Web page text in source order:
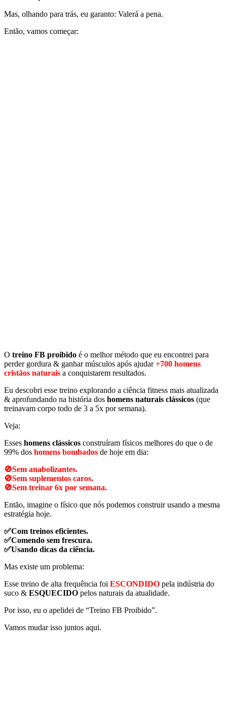
Mas, olhando para trás, eu garanto: Valerá a pena.
Então, vamos começar:
O treino FB proibido é o melhor método que eu encontrei para
perder gordura & ganhar músculos após ajudar+700 homens
cristãos naturais a conquistarem resultados.
Eu descobri esse treino explorando a ciência fitness mais atualizada
& aprofundando na história dos homens naturais clássicos (que
treinavam corpo todo de 3 a 5x por semana).
Veja:
Esses homens clássicos construíram físicos melhores do que o de
99% dos homens bombados de hoje em dia:
🚫Sem anabolizantes.
🚫Sem suplementos caros.
🚫Sem treinar 6x por semana.
Então, imagine o físico que nós podemos construir usando a mesma
estratégia hoje.
✅Com treinos eficientes.
✅Comendo sem frescura.
✅Usando dicas da ciência.
Mas existe um problema:
Esse treino de alta frequência foi ESCONDIDO pela indústria do
suco & ESQUECIDO pelos naturais da atualidade.
Por isso, eu o apelidei de “Treino FB Proibido”.
Vamos mudar isso juntos aqui.